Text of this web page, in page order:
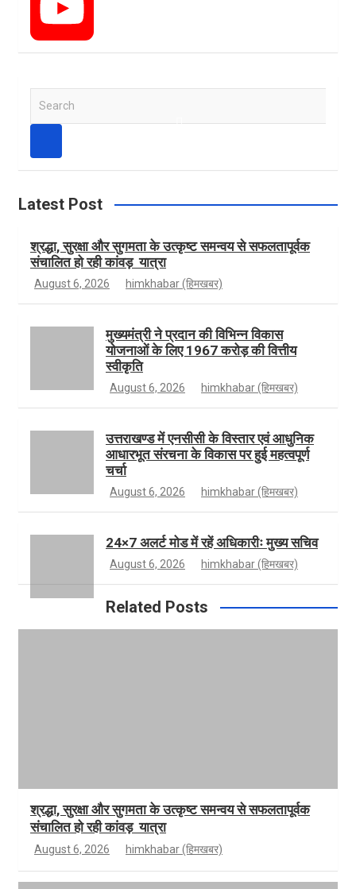
o
o
k
a
g
r
a
t
t
e
r
u
T
u
b
r
Latest Post
श्रद्धा, सुरक्षा और सुगमता के उत्कृष्ट समन्वय से सफलतापूर्वक
संचालित हो रही कांवड़ यात्रा
August 6, 2026 himkhabar (हिमखबर)
मुख्यमंत्री ने प्रदान की विभिन्न विकास
योजनाओं के लिए 1967 करोड़ की वित्तीय
स्वीकृति
August 6, 2026 himkhabar (हिमखबर)
उत्तराखण्ड में एनसीसी के विस्तार एवं आधुनिक
आधारभूत संरचना के विकास पर हुई महत्वपूर्ण
चर्चा
August 6, 2026 himkhabar (हिमखबर)
24×7 अलर्ट मोड में रहें अधिकारीः मुख्य सचिव
August 6, 2026 himkhabar (हिमखबर)
Related Posts
श्रद्धा, सुरक्षा और सुगमता के उत्कृष्ट समन्वय से सफलतापूर्वक
संचालित हो रही कांवड़ यात्रा
August 6, 2026 himkhabar (हिमखबर)